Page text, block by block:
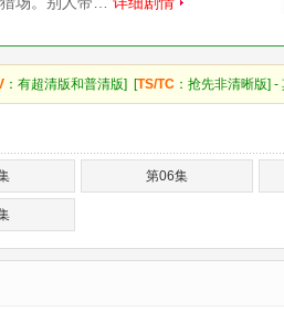
：有超清版和普清版] [TS/TC ：抢先非清晰版] -
第06集